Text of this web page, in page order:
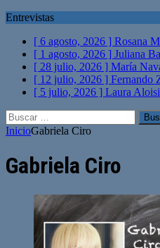
Entrevistas
[ 6 agosto, 2026 ] Rosana
[ 1 agosto, 2026 ] Juliana
[ 28 julio, 2026 ] María
[ 12 julio, 2026 ] Fernando
[ 5 julio, 2026 ] Laura
Buscar:
InicioGabriela Ciro
Gabriela Ciro